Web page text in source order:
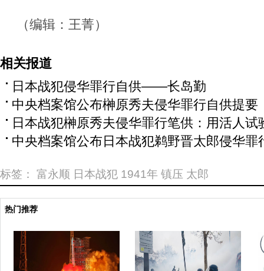
（编辑：王菁）
相关报道
日本战犯侵华罪行自供——长岛勤
中央档案馆公布榊原秀夫侵华罪行自供提要
日本战犯榊原秀夫侵华罪行笔供：用活人试
中央档案馆公布日本战犯鹈野晋太郎侵华罪
标签： 富永顺 日本战犯 1941年 镇压 太郎
热门推荐